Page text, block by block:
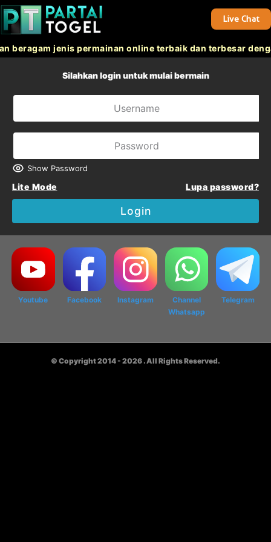
Live Chat
beragam jenis permainan online terbaik dan terbesar
Silahkan login untuk mulai bermain
Show Password
Lite Mode Lupa password?
Login
Youtube Facebook Instagram
Channel
Whatsapp
Telegram
© Copyright 2014 - 2026 . All Rights Reserved.